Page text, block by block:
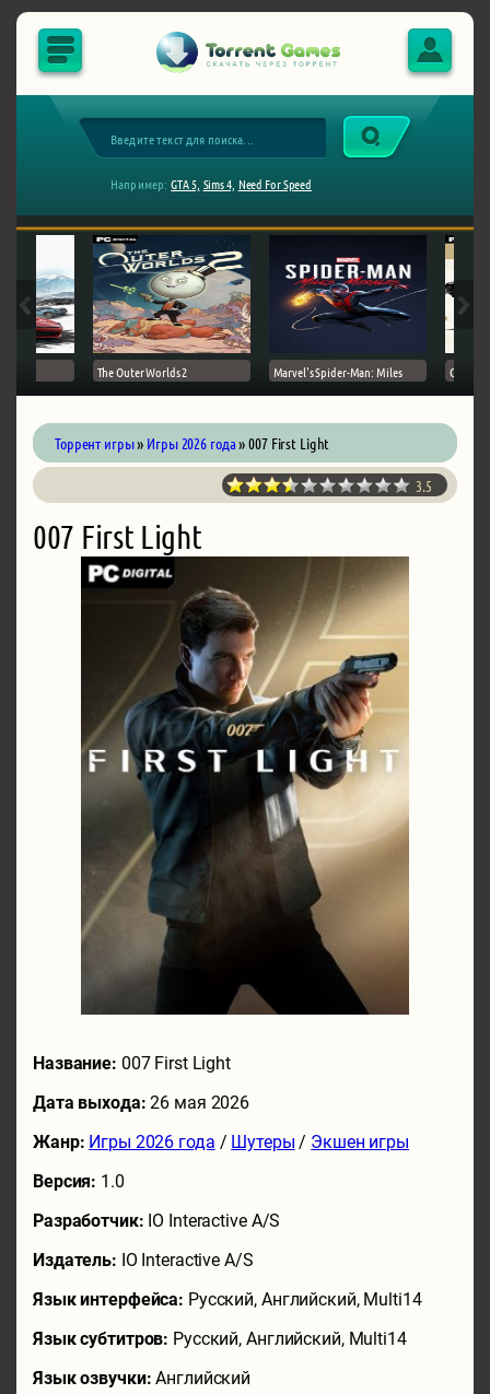
Например: GTA 5, Sims 4, Need For Speed
The Outer Worlds 2 Marvel's Spider-Man: Miles Ghost
Торрент игры» Игры 2026 года» 007 First Light
3.5
007 First Light
Название: 007 First Light
Дата выхода:26 мая 2026
Жанр: Игры 2026 года / Шутеры / Экшен игры
Версия: 1.0
Разработчик: IO Interactive A/S
Издатель: IO Interactive A/S
Язык интерфейса: Русский, Английский, Multi14
Язык субтитров: Русский, Английский, Multi14
Язык озвучки:Английский